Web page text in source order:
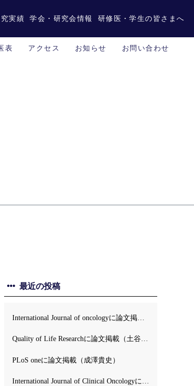
実績 学会・研究会情報 研修医・学生の皆さまへ
表 アクセス お知らせ お問い合わせ
最近の投稿
PLoS oneに論文掲載（成澤貴史）
International Journal of Clinical Oncologyに論文掲載（土谷順彦）